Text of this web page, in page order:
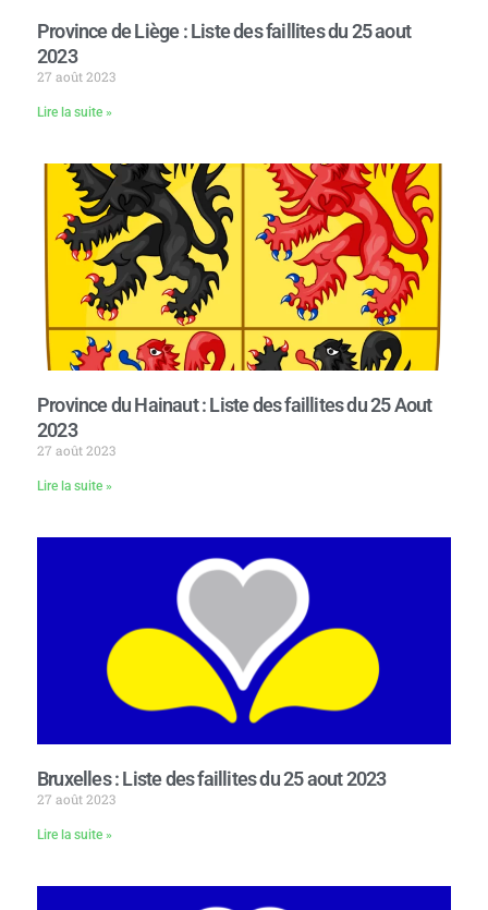
Province de Liège : Liste des faillites du 25 aout
2023
27 août 2023
Lire la suite »
Province du Hainaut : Liste des faillites du 25 Aout
2023
27 août 2023
Lire la suite »
Bruxelles : Liste des faillites du 25 aout 2023
27 août 2023
Lire la suite »